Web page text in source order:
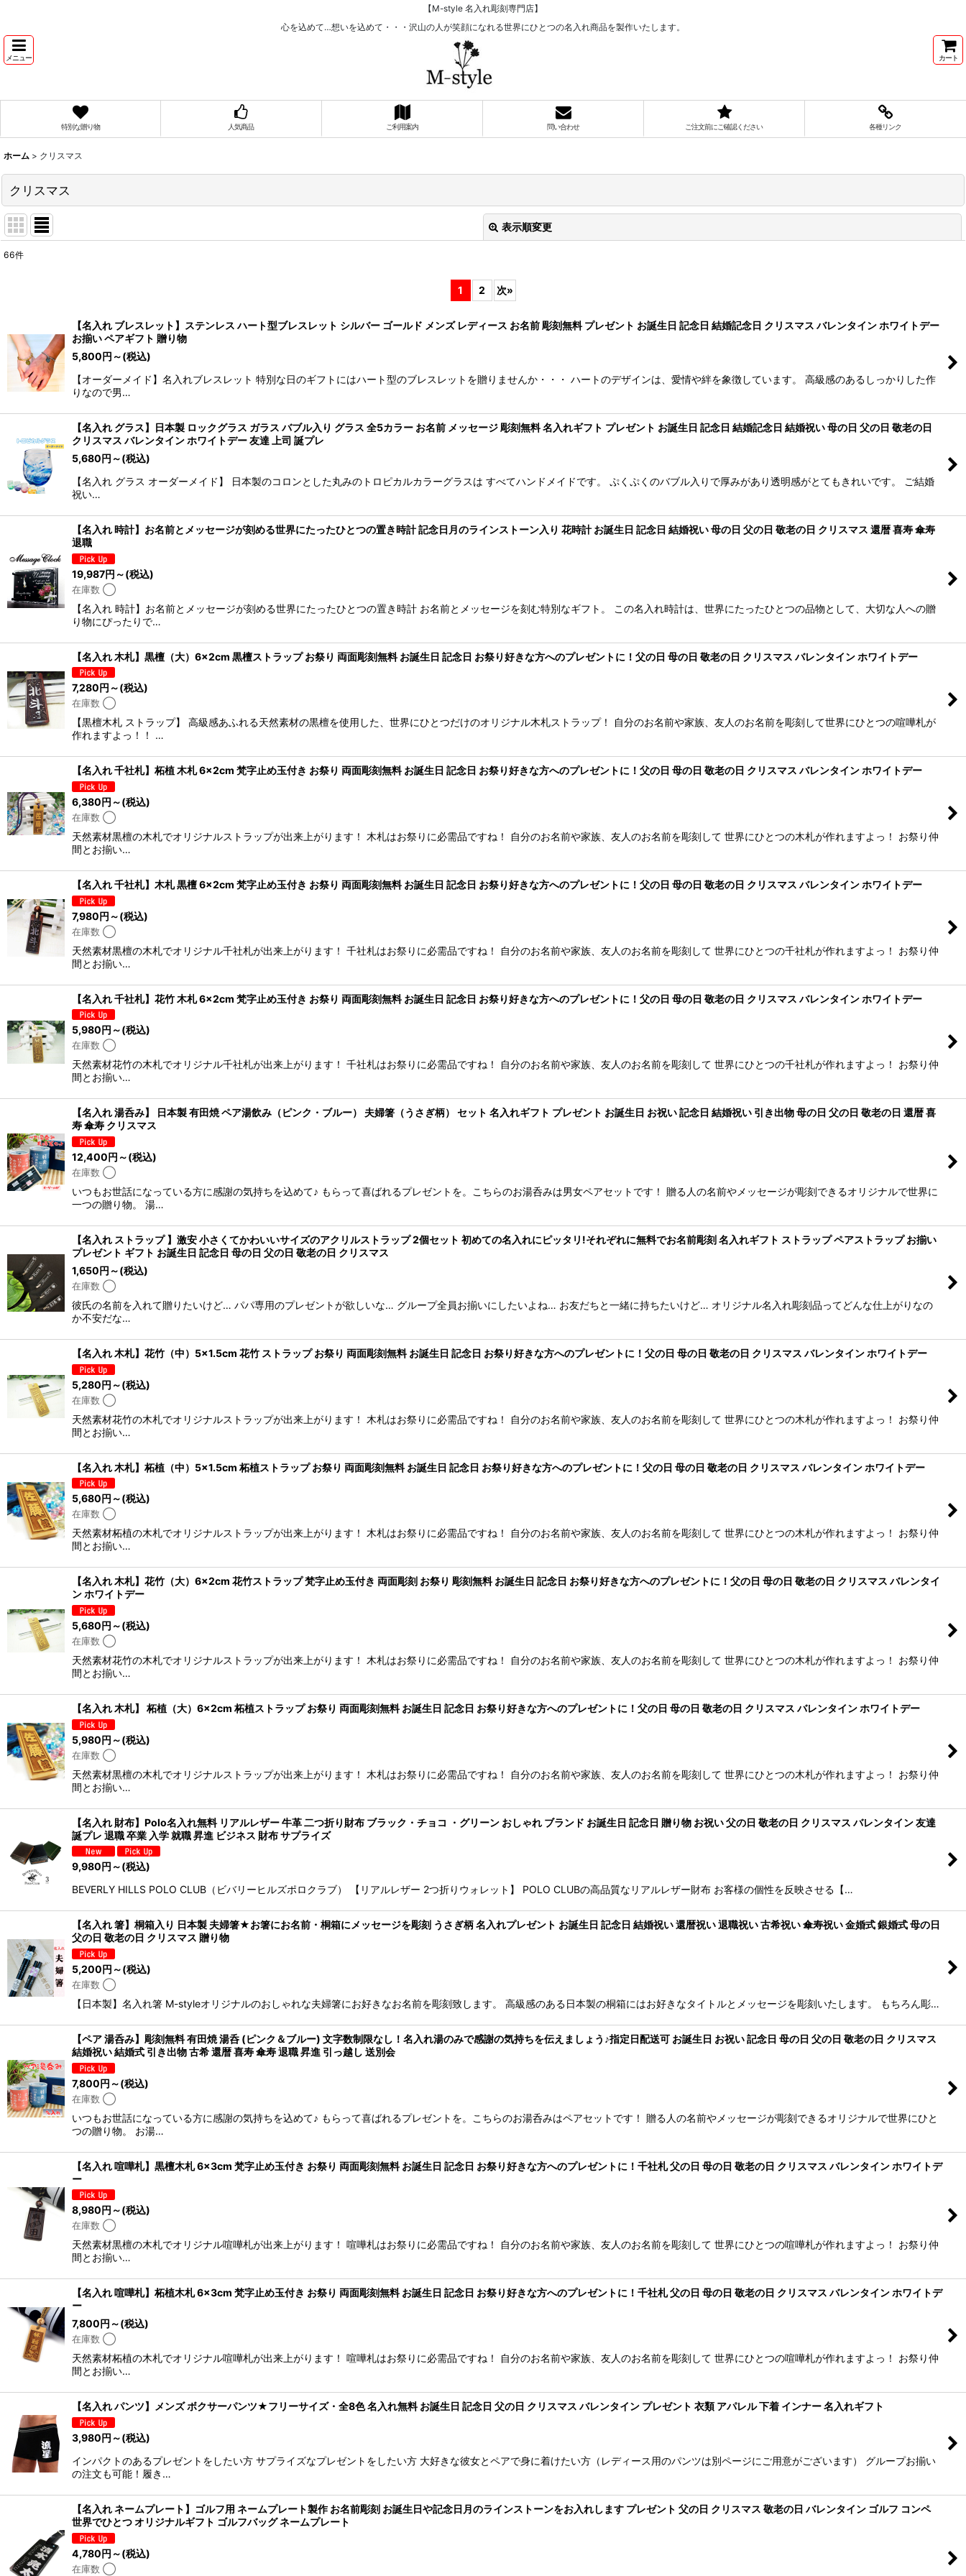
【M-style 名入れ彫刻専門店】
心を込めて…想いを込めて・・・沢山の人が笑顔になれる世界にひとつの名入れ商品を製作いたします。
メニュー カート
特別な贈り物 人気商品 ご利用案内 問い合わせ ご注文前にご確認ください 各種リンク
ホーム > クリスマス
クリスマス
表示順変更
並び順:
66件
1 2 次»
【名入れ ブレスレット】ステンレス ハート型ブレスレット シルバー ゴールド メンズ レディース お名前 彫刻無料 プレゼント お誕生日 記念日 結婚記念日 クリスマス バレンタイン ホワイトデー
お揃い ペアギフト 贈り物
5,800円 ～(税込)
【オーダーメイド】名入れブレスレット 特別な日のギフトにはハート型のブレスレットを贈りませんか・・・ ハートのデザインは、愛情や絆を象徴しています。 高級感のあるしっかりした作
りなので男…
【名入れ グラス】日本製 ロックグラス ガラス バブル入り グラス 全5カラー お名前 メッセージ 彫刻無料 名入れギフト プレゼント お誕生日 記念日 結婚記念日 結婚祝い 母の日 父の日 敬老の日
クリスマス バレンタイン ホワイトデー 友達 上司 誕プレ
5,680円 ～(税込)
【名入れ グラス オーダーメイド】 日本製のコロンとした丸みのトロピカルカラーグラスは すべてハンドメイドです。 ぷくぷくのバブル入りで厚みがあり透明感がとてもきれいです。 ご結婚
祝い…
【名入れ 時計】お名前とメッセージが刻める世界にたったひとつの置き時計 記念日月のラインストーン入り 花時計 お誕生日 記念日 結婚祝い 母の日 父の日 敬老の日 クリスマス 還暦 喜寿 傘寿
退職
19,987円 ～(税込)
在庫数 ◯
【名入れ 時計】お名前とメッセージが刻める世界にたったひとつの置き時計 お名前とメッセージを刻む特別なギフト。 この名入れ時計は、世界にたったひとつの品物として、大切な人への贈
り物にぴったりで…
【名入れ 木札】黒檀（大）6×2cm 黒檀ストラップ お祭り 両面彫刻無料 お誕生日 記念日 お祭り好きな方へのプレゼントに！父の日 母の日 敬老の日 クリスマス バレンタイン ホワイトデー
7,280円 ～(税込)
在庫数 ◯
【黒檀木札 ストラップ】 高級感あふれる天然素材の黒檀を使用した、世界にひとつだけのオリジナル木札ストラップ！ 自分のお名前や家族、友人のお名前を彫刻して世界にひとつの喧嘩札が
作れますよっ！！ …
【名入れ 千社札】柘植 木札 6×2cm 梵字止め玉付き お祭り 両面彫刻無料 お誕生日 記念日 お祭り好きな方へのプレゼントに！父の日 母の日 敬老の日 クリスマス バレンタイン ホワイトデー
6,380円 ～(税込)
在庫数 ◯
天然素材黒檀の木札でオリジナルストラップが出来上がります！ 木札はお祭りに必需品ですね！ 自分のお名前や家族、友人のお名前を彫刻して 世界にひとつの木札が作れますよっ！ お祭り仲
間とお揃い…
【名入れ 千社札】木札 黒檀 6×2cm 梵字止め玉付き お祭り 両面彫刻無料 お誕生日 記念日 お祭り好きな方へのプレゼントに！父の日 母の日 敬老の日 クリスマス バレンタイン ホワイトデー
7,980円 ～(税込)
在庫数 ◯
天然素材黒檀の木札でオリジナル千社札が出来上がります！ 千社札はお祭りに必需品ですね！ 自分のお名前や家族、友人のお名前を彫刻して 世界にひとつの千社札が作れますよっ！ お祭り仲
間とお揃い…
【名入れ 千社札】花竹 木札 6×2cm 梵字止め玉付き お祭り 両面彫刻無料 お誕生日 記念日 お祭り好きな方へのプレゼントに！父の日 母の日 敬老の日 クリスマス バレンタイン ホワイトデー
5,980円 ～(税込)
在庫数 ◯
天然素材花竹の木札でオリジナル千社札が出来上がります！ 千社札はお祭りに必需品ですね！ 自分のお名前や家族、友人のお名前を彫刻して 世界にひとつの千社札が作れますよっ！ お祭り仲
間とお揃い…
【名入れ 湯呑み】 日本製 有田焼 ペア湯飲み（ピンク・ブルー） 夫婦箸（うさぎ柄） セット 名入れギフト プレゼント お誕生日 お祝い 記念日 結婚祝い 引き出物 母の日 父の日 敬老の日 還暦 喜
寿 傘寿 クリスマス
12,400円 ～(税込)
在庫数 ◯
いつもお世話になっている方に感謝の気持ちを込めて♪ もらって喜ばれるプレゼントを。こちらのお湯呑みは男女ペアセットです！ 贈る人の名前やメッセージが彫刻できるオリジナルで世界に
一つの贈り物。 湯…
【名入れ ストラップ 】激安 小さくてかわいいサイズのアクリルストラップ 2個セット 初めての名入れにピッタリ!それぞれに無料でお名前彫刻 名入れギフト ストラップ ペアストラップ お揃い
プレゼント ギフト お誕生日 記念日 母の日 父の日 敬老の日 クリスマス
1,650円 ～(税込)
在庫数 ◯
彼氏の名前を入れて贈りたいけど… パパ専用のプレゼントが欲しいな… グループ全員お揃いにしたいよね… お友だちと一緒に持ちたいけど… オリジナル名入れ彫刻品ってどんな仕上がりなの
か不安だな…
【名入れ 木札】花竹（中）5×1.5cm 花竹 ストラップ お祭り 両面彫刻無料 お誕生日 記念日 お祭り好きな方へのプレゼントに！父の日 母の日 敬老の日 クリスマス バレンタイン ホワイトデー
5,280円 ～(税込)
在庫数 ◯
天然素材花竹の木札でオリジナルストラップが出来上がります！ 木札はお祭りに必需品ですね！ 自分のお名前や家族、友人のお名前を彫刻して 世界にひとつの木札が作れますよっ！ お祭り仲
間とお揃い…
【名入れ 木札】柘植（中）5×1.5cm 柘植ストラップ お祭り 両面彫刻無料 お誕生日 記念日 お祭り好きな方へのプレゼントに！父の日 母の日 敬老の日 クリスマス バレンタイン ホワイトデー
5,680円 ～(税込)
在庫数 ◯
天然素材柘植の木札でオリジナルストラップが出来上がります！ 木札はお祭りに必需品ですね！ 自分のお名前や家族、友人のお名前を彫刻して 世界にひとつの木札が作れますよっ！ お祭り仲
間とお揃い…
【名入れ 木札】花竹（大）6×2cm 花竹ストラップ 梵字止め玉付き 両面彫刻 お祭り 彫刻無料 お誕生日 記念日 お祭り好きな方へのプレゼントに！父の日 母の日 敬老の日 クリスマス バレンタイ
ン ホワイトデー
5,680円 ～(税込)
在庫数 ◯
天然素材花竹の木札でオリジナルストラップが出来上がります！ 木札はお祭りに必需品ですね！ 自分のお名前や家族、友人のお名前を彫刻して 世界にひとつの木札が作れますよっ！ お祭り仲
間とお揃い…
【名入れ 木札】 柘植（大）6×2cm 柘植ストラップ お祭り 両面彫刻無料 お誕生日 記念日 お祭り好きな方へのプレゼントに！父の日 母の日 敬老の日 クリスマス バレンタイン ホワイトデー
5,980円 ～(税込)
在庫数 ◯
天然素材黒檀の木札でオリジナルストラップが出来上がります！ 木札はお祭りに必需品ですね！ 自分のお名前や家族、友人のお名前を彫刻して 世界にひとつの木札が作れますよっ！ お祭り仲
間とお揃い…
【名入れ 財布】Polo名入れ無料 リアルレザー 牛革 二つ折り財布 ブラック・チョコ ・グリーン おしゃれ ブランド お誕生日 記念日 贈り物 お祝い 父の日 敬老の日 クリスマス バレンタイン 友達
誕プレ 退職 卒業 入学 就職 昇進 ビジネス 財布 サプライズ
9,980円 ～(税込)
BEVERLY HILLS POLO CLUB（ビバリーヒルズポロクラブ） 【リアルレザー 2つ折りウォレット】 POLO CLUBの高品質なリアルレザー財布 お客様の個性を反映させる【…
【名入れ 箸】桐箱入り 日本製 夫婦箸★お箸にお名前・桐箱にメッセージを彫刻 うさぎ柄 名入れプレゼント お誕生日 記念日 結婚祝い 還暦祝い 退職祝い 古希祝い 傘寿祝い 金婚式 銀婚式 母の日
父の日 敬老の日 クリスマス 贈り物
5,200円 ～(税込)
在庫数 ◯
【日本製】名入れ箸 M-styleオリジナルのおしゃれな夫婦箸にお好きなお名前を彫刻致します。 高級感のある日本製の桐箱にはお好きなタイトルとメッセージを彫刻いたします。 もちろん彫…
【ペア 湯呑み】彫刻無料 有田焼 湯呑 (ピンク＆ブルー) 文字数制限なし！名入れ湯のみで感謝の気持ちを伝えましょう♪指定日配送可 お誕生日 お祝い 記念日 母の日 父の日 敬老の日 クリスマス
結婚祝い 結婚式 引き出物 古希 還暦 喜寿 傘寿 退職 昇進 引っ越し 送別会
7,800円 ～(税込)
在庫数 ◯
いつもお世話になっている方に感謝の気持ちを込めて♪ もらって喜ばれるプレゼントを。こちらのお湯呑みはペアセットです！ 贈る人の名前やメッセージが彫刻できるオリジナルで世界にひと
つの贈り物。 お湯…
【名入れ 喧嘩札】黒檀木札 6×3cm 梵字止め玉付き お祭り 両面彫刻無料 お誕生日 記念日 お祭り好きな方へのプレゼントに！千社札 父の日 母の日 敬老の日 クリスマス バレンタイン ホワイトデ
ー
8,980円 ～(税込)
在庫数 ◯
天然素材黒檀の木札でオリジナル喧嘩札が出来上がります！ 喧嘩札はお祭りに必需品ですね！ 自分のお名前や家族、友人のお名前を彫刻して 世界にひとつの喧嘩札が作れますよっ！ お祭り仲
間とお揃い…
【名入れ 喧嘩札】柘植木札 6×3cm 梵字止め玉付き お祭り 両面彫刻無料 お誕生日 記念日 お祭り好きな方へのプレゼントに！千社札 父の日 母の日 敬老の日 クリスマス バレンタイン ホワイトデ
ー
7,800円 ～(税込)
在庫数 ◯
天然素材柘植の木札でオリジナル喧嘩札が出来上がります！ 喧嘩札はお祭りに必需品ですね！ 自分のお名前や家族、友人のお名前を彫刻して 世界にひとつの喧嘩札が作れますよっ！ お祭り仲
間とお揃い…
【名入れ パンツ】メンズ ボクサーパンツ★フリーサイズ・全8色 名入れ無料 お誕生日 記念日 父の日 クリスマス バレンタイン プレゼント 衣類 アパレル 下着 インナー 名入れギフト
3,980円 ～(税込)
インパクトのあるプレゼントをしたい方 サプライズなプレゼントをしたい方 大好きな彼女とペアで身に着けたい方（レディース用のパンツは別ページにご用意がございます） グループお揃い
の注文も可能！履き…
【名入れ ネームプレート】ゴルフ用 ネームプレート製作 お名前彫刻 お誕生日や記念日月のラインストーンをお入れします プレゼント 父の日 クリスマス 敬老の日 バレンタイン ゴルフ コンペ
世界でひとつ オリジナルギフト ゴルフバッグ ネームプレート
4,780円 ～(税込)
在庫数 ◯